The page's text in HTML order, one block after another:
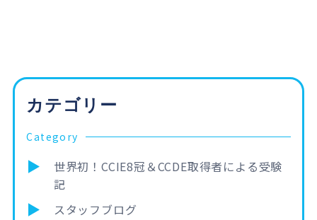
カテゴリー
Category
世界初！CCIE8冠＆CCDE取得者による受験
記
スタッフブログ